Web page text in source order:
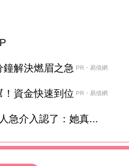
解決燃眉之急 PR・易借網
資金快速到位 PR・易借網
急介入認了：她真...